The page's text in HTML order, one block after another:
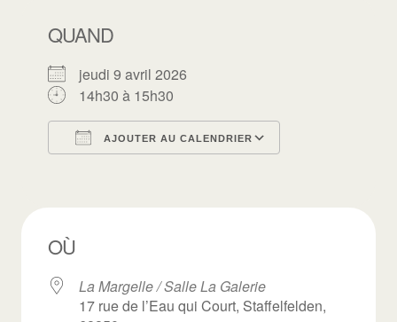
QUAND
jeudi 9 avril 2026
14h30 à 15h30
AJOUTER AU CALENDRIER
OÙ
La Margelle / Salle La Galerie
17 rue de l’Eau qui Court, Staffelfelden,